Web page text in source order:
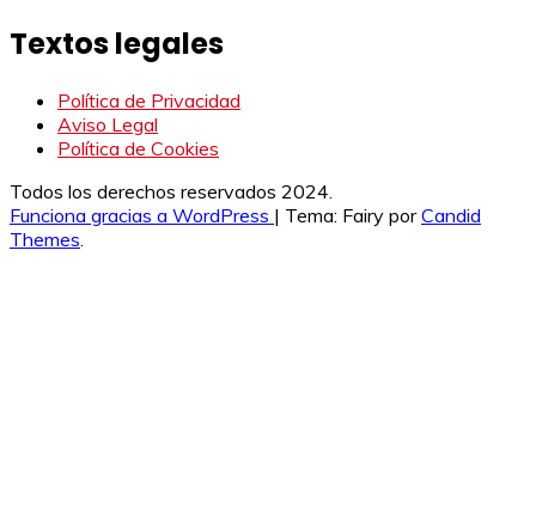
Textos legales
Política de Privacidad
Aviso Legal
Política de Cookies
Todos los derechos reservados 2024.
Funciona gracias a WordPress | Tema: Fairy porCandid
Themes